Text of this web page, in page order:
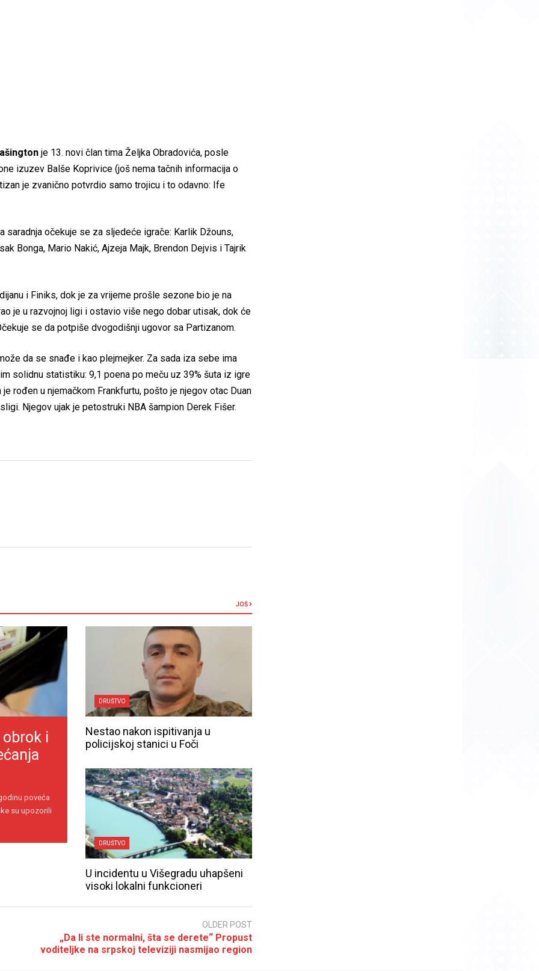
je 13. novi član tima Željka Obradovića, posle
izuzev Balše Koprivice (još nema tačnih informacija o
je zvanično potvrdio samo trojicu i to odavno: Ife
saradnja očekuje se za sljedeće igrače: Karlik Džouns,
Bonga, Mario Nakić, Ajzeja Majk, Brendon Dejvis i Tajrik
i Finiks, dok je za vrijeme prošle sezone bio je na
je u razvojnoj ligi i ostavio više nego dobar utisak, dok će
se da potpiše dvogodišnji ugovor sa Partizanom.
da se snađe i kao plejmejker. Za sada iza sebe ima
solidnu statistiku: 9,1 poena po meču uz 39% šuta iz igre
rođen u njemačkom Frankfurtu, pošto je njegov otac Duan
Njegov ujak je petostruki NBA šampion Derek Fišer.
JOŠ
i
poveća
su upozorili
DRUŠTVO
Nestao nakon ispitivanja u
policijskoj stanici u Foči
DRUŠTVO
U incidentu u Višegradu uhapšeni
visoki lokalni funkcioneri
OLDER POST
„Da li ste normalni, šta se derete“ Propust
voditeljke na srpskoj televiziji nasmijao region